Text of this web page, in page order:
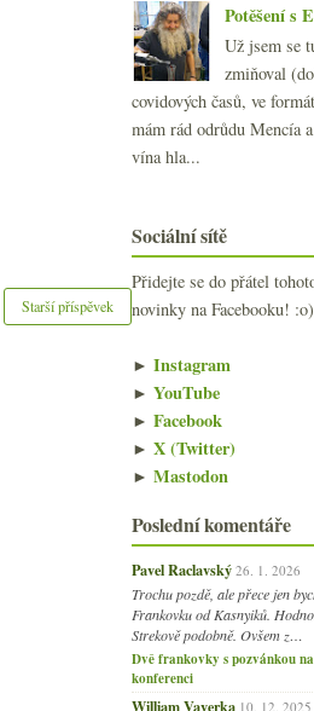
Starší příspěvek
Potěšení s
Už jsem se
zmiňoval
covidových časů, ve
mám rád odrůdu Mencía
vína hla...
Sociální sítě
Přidejte se do přátel
novinky na Facebooku! :o)
► Instagram
► YouTube
► Facebook
► X (Twitter)
► Mastodon
Poslední komentáře
Pavel Raclavský 26. 1. 2026
Trochu pozdě, ale přece jen
Frankovku od Kasnyiků.
Strekově podobně. Ovšem z…
Dvě frankovky s pozvánkou
konferenci
William Vaverka 10. 12. 2025